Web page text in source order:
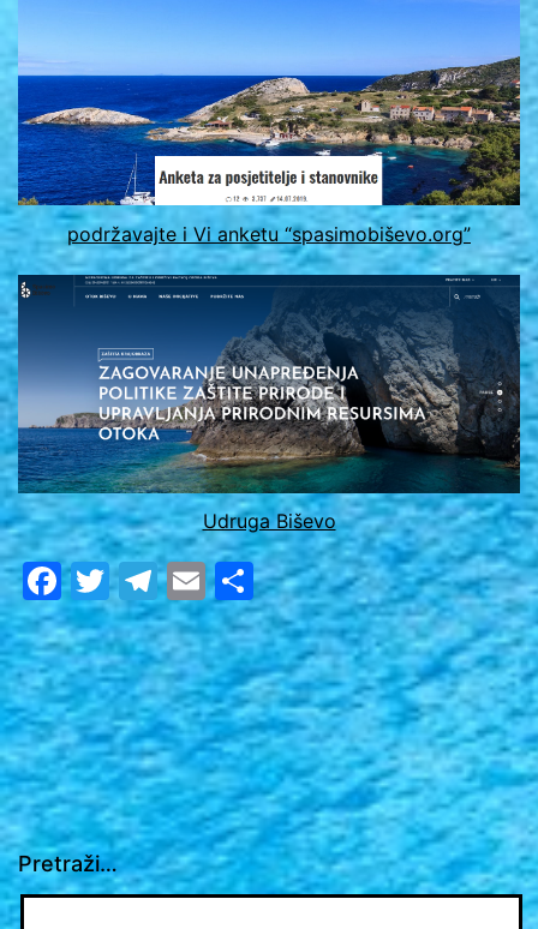
podržavajte i Vi anketu “spasimobiševo.org”
Udruga Biševo
Facebook
Twitter
Telegram
EmailShare
Pretraži…